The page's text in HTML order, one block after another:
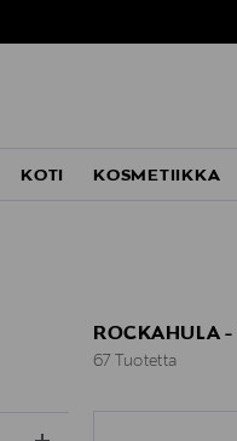
KOTI KOSMETIIKKA
ROCKAHULA
67 Tuotetta